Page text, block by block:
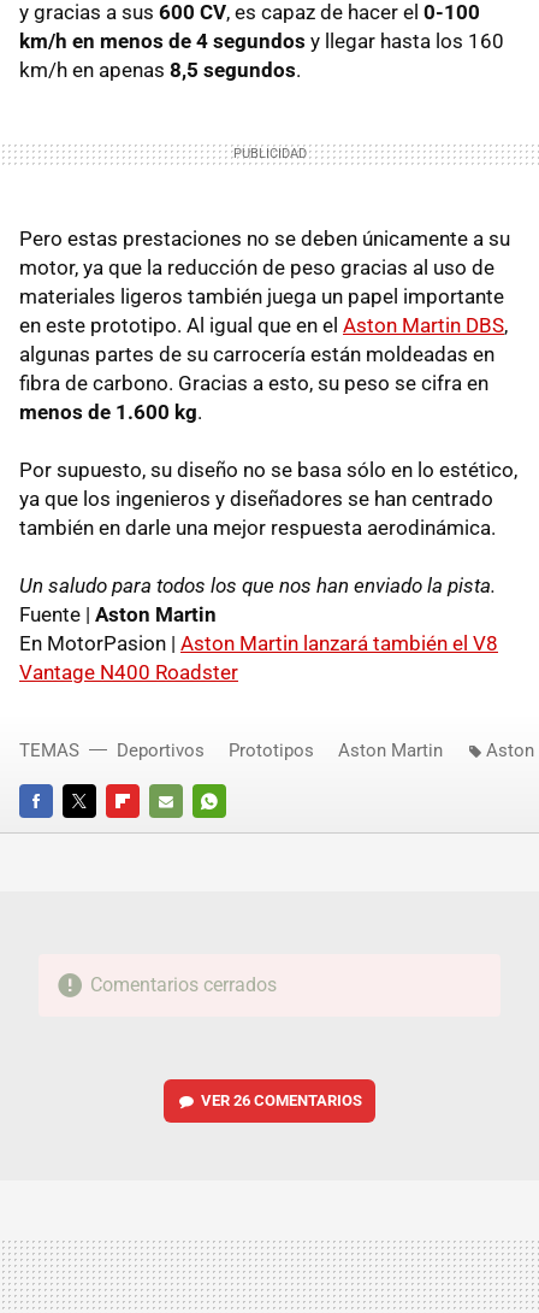
y gracias a sus 600 CV, es capaz de hacer el 0-100
km/h en menos de 4 segundos y llegar hasta los 160
km/h en apenas 8,5 segundos.
Pero estas prestaciones no se deben únicamente a su
motor, ya que la reducción de peso gracias al uso de
materiales ligeros también juega un papel importante
en este prototipo. Al igual que en el Aston Martin DBS,
algunas partes de su carrocería están moldeadas en
fibra de carbono. Gracias a esto, su peso se cifra en
menos de 1.600 kg.
Por supuesto, su diseño no se basa sólo en lo estético,
ya que los ingenieros y diseñadores se han centrado
también en darle una mejor respuesta aerodinámica.
Un saludo para todos los que nos han enviado la pista.
Fuente | Aston Martin
En MotorPasion | Aston Martin lanzará también el V8
Vantage N400 Roadster
FACEBOOKTWITTERFLIPBOARD
E-
WHATSAPP
TEMAS Deportivos Prototipos Aston Martin Aston
Comentarios cerrados
VER 26 COMENTARIOS